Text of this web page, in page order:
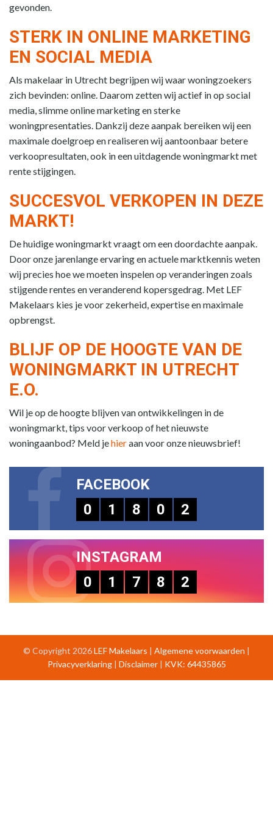
gevonden.
STERK IN ONLINE MARKETING
EN SOCIAL MEDIA
Als makelaar in Utrecht begrijpen wij waar woningzoekers
zich bevinden: online. Daarom zetten wij actief in op social
media, slimme online marketing en sterke
woningpresentaties. Dankzij deze aanpak bereiken wij een
maximale doelgroep en realiseren wij aantoonbaar betere
verkoopresultaten, ook in een uitdagende woningmarkt met
rente stijgingen.
SUCCESVOL VERKOPEN IN DEZE
MARKT!
De huidige woningmarkt vraagt om een doordachte aanpak.
Door onze jarenlange ervaring en actuele marktkennis weten
wij precies hoe we moeten inspelen op veranderingen zoals
stijgende rentes en veranderend kopersgedrag. Met LEF
Makelaars kies je voor zekerheid, expertise en maximale
opbrengst.
BLIJF OP DE HOOGTE VAN DE
WONINGMARKT IN UTRECHT
E.O.
Wil je op de hoogte blijven van ontwikkelingen in de
woningmarkt, tips voor verkoop of het nieuwste
woningaanbod? Meld jehieraan voor onze nieuwsbrief!
FACEBOOK
0
1 8 0 2
INSTAGRAM
0
1 7 8 2
© Copyright 2026LEF Makelaars | Algemene voorwaarden |
Privacyverklaring| Disclaimer| KVK: 64435865